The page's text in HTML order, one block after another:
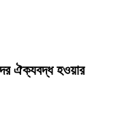
ঐক্যবদ্ধ হওয়ার